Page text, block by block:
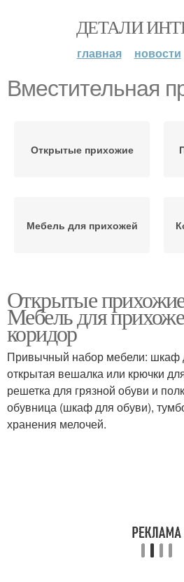
ДЕТАЛИ
главная новости
Вместительная
Открытые прихожие
Мебель для прихожей
коридор
Открытые
Мебель для
коридор
Привычный набор мебели: шкаф
открытая вешалка или крючки
решетка для грязной обуви и
обувница (шкаф для обуви),
хранения мелочей.